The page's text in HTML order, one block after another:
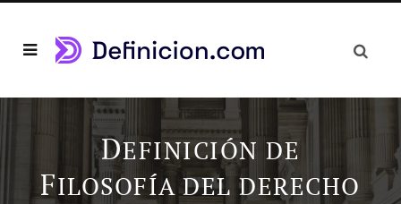
DEFINICIÓN DE
FILOSOFÍA DEL DERECHO